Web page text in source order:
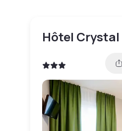
Hôtel Crystal